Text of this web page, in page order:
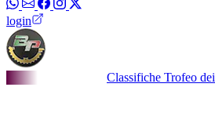
login
Classifiche Trofeo dei Borghi